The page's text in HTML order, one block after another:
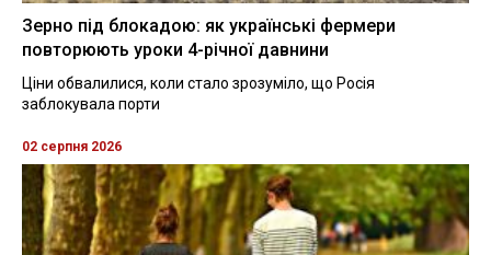
Зерно під блокадою: як українські фермери
повторюють уроки 4-річної давнини
Ціни обвалилися, коли стало зрозуміло, що Росія
заблокувала порти
02 серпня 2026